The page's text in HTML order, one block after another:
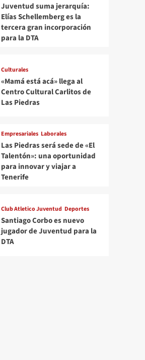
Juventud suma jerarquía:
Elías Schellemberg es la
tercera gran incorporación
para la DTA
Culturales
«Mamá está acá» llega al
Centro Cultural Carlitos de
Las Piedras
Empresariales Laborales
Las Piedras será sede de «El
Talentón»: una oportunidad
para innovar y viajar a
Tenerife
Club Atletico Juventud Deportes
Santiago Corbo es nuevo
jugador de Juventud para la
DTA